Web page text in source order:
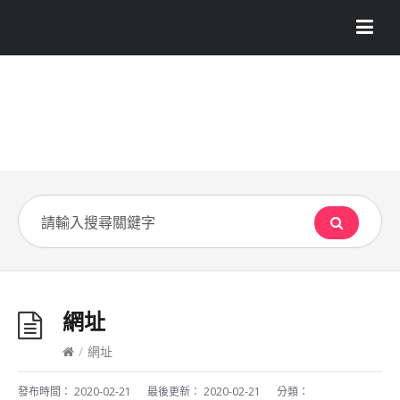
網址
/ 網址
發布時間： 2020-02-21 最後更新： 2020-02-21 分類：